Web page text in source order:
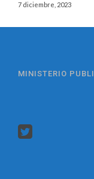
7 diciembre, 2023
MINISTERIO